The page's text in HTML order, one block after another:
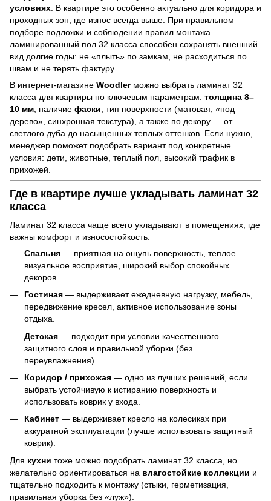
условиях . В квартире это особенно актуально для коридора и
проходных зон, где износ всегда выше. При правильном
подборе подложки и соблюдении правил монтажа
ламинированный пол 32 класса способен сохранять внешний
вид долгие годы: не «плыть» по замкам, не расходиться по
швам и не терять фактуру.
В интернет-магазине Woodlerможно выбрать ламинат 32
класса для квартиры по ключевым параметрам: толщина 8–
10 мм , наличие фаски , тип поверхности (матовая, «под
дерево», синхронная текстура), а также по декору — от
светлого дуба до насыщенных теплых оттенков. Если нужно,
менеджер поможет подобрать вариант под конкретные
условия: дети, животные, теплый пол, высокий трафик в
прихожей.
Где в квартире лучше укладывать ламинат 32
класса
Ламинат 32 класса чаще всего укладывают в помещениях, где
важны комфорт и износостойкость:
Спальня — приятная на ощупь поверхность, теплое
визуальное восприятие, широкий выбор спокойных
декоров.
Гостиная — выдерживает ежедневную нагрузку, мебель,
передвижение кресел, активное использование зоны
отдыха.
Детская — подходит при условии качественного
защитного слоя и правильной уборки (без
переувлажнения).
Коридор / прихожая — одно из лучших решений, если
выбрать устойчивую к истиранию поверхность и
использовать коврик у входа.
Кабинет — выдерживает кресло на колесиках при
аккуратной эксплуатации (лучше использовать защитный
коврик).
Для кухни тоже можно подобрать ламинат 32 класса, но
желательно ориентироваться на влагостойкие коллекции и
тщательно подходить к монтажу (стыки, герметизация,
правильная уборка без «луж»).